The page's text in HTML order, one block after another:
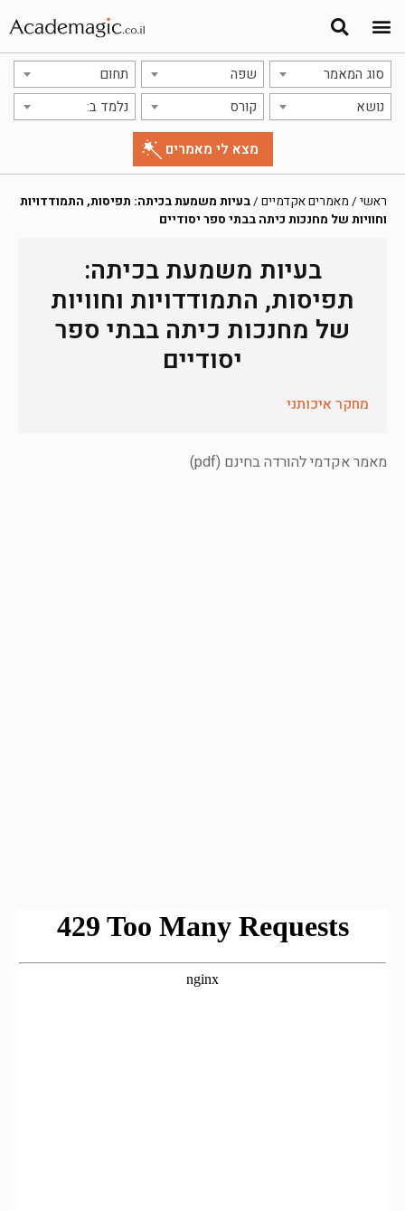
סוג המאמר שפה
תחום
נושא
קורס נלמד ב:
ראשי / מאמרים אקדמיים /בעיות משמעת בכיתה: תפיסות, התמודדויות
וחוויות של מחנכות כיתה בבתי ספר יסודיים
בעיות משמעת בכיתה:
תפיסות, התמודדויות וחוויות
של מחנכות כיתה בבתי ספר
יסודיים
מחקר איכותני
מאמר אקדמי להורדה בחינם (pdf)